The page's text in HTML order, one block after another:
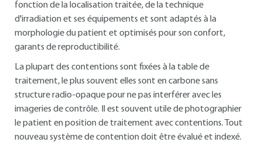
fonction de la localisation traitée, de la technique
d'irradiation et ses équipements et sont adaptés à la
morphologie du patient et optimisés pour son confort,
garants de reproductibilité.
La plupart des contentions sont fixées à la table de
traitement, le plus souvent elles sont en carbone sans
structure radio-opaque pour ne pas interférer avec les
imageries de contrôle. Il est souvent utile de photographier
le patient en position de traitement avec contentions. Tout
nouveau système de contention doit être évalué et indexé.